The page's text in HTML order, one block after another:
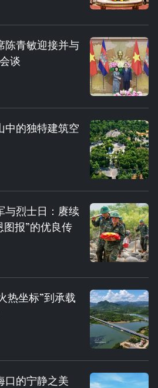
陈青敏迎接并与
谈
中的独特建筑空
与烈士日：赓续
图报”的优良传
热坐标”到承载
口的宁静之美